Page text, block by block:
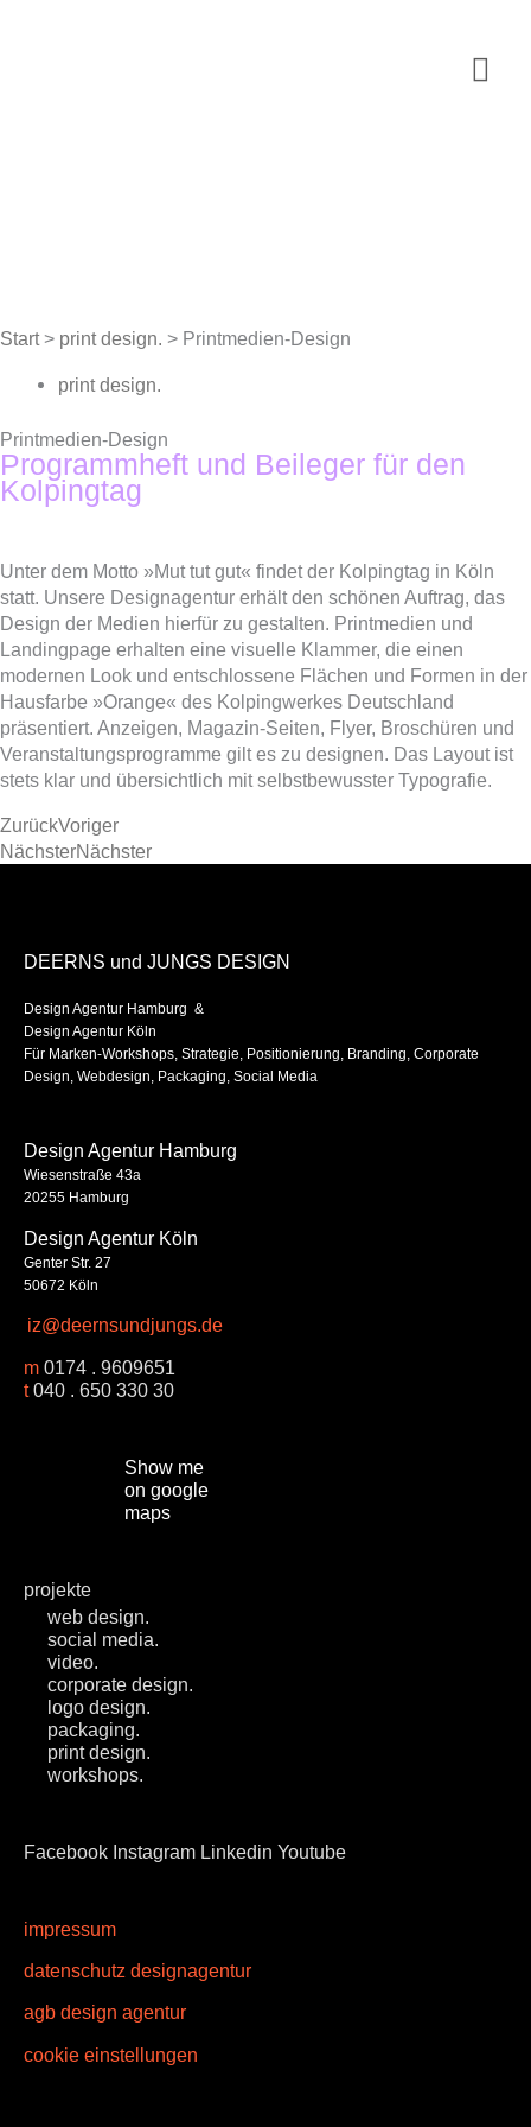
Start> print design. > Printmedien-Design
print design.
Printmedien-Design
Programmheft und Beileger für den
Kolpingtag
Unter dem Motto »Mut tut gut« findet der Kolpingtag in Köln
statt. Unsere Designagentur erhält den schönen Auftrag, das
Design der Medien hierfür zu gestalten. Printmedien und
Landingpage erhalten eine visuelle Klammer, die einen
modernen Look und entschlossene Flächen und Formen in der
Hausfarbe »Orange« des Kolpingwerkes Deutschland
präsentiert. Anzeigen, Magazin-Seiten, Flyer, Broschüren und
Veranstaltungsprogramme gilt es zu designen. Das Layout ist
stets klar und übersichtlich mit selbstbewusster Typografie.
ZurückVoriger
NächsterNächster
DEERNS und JUNGS DESIGN
Design Agentur Hamburg &
Design Agentur Köln
Für Marken-Workshops, Strategie, Positionierung, Branding, Corporate
Design, Webdesign, Packaging, Social Media
Design Agentur Hamburg
Wiesenstraße 43a
20255 Hamburg
Design Agentur Köln
Genter Str. 27
50672 Köln
iz@deernsundjungs.de
m 0174 . 9609651
t 040 . 650 330 30
Show me
on google
maps
projekte
web design.
social media.
video.
corporate design.
logo design.
packaging.
print design.
workshops.
Facebook Instagram Linkedin Youtube
impressum
datenschutz designagentur
agb design agentur
cookie einstellungen